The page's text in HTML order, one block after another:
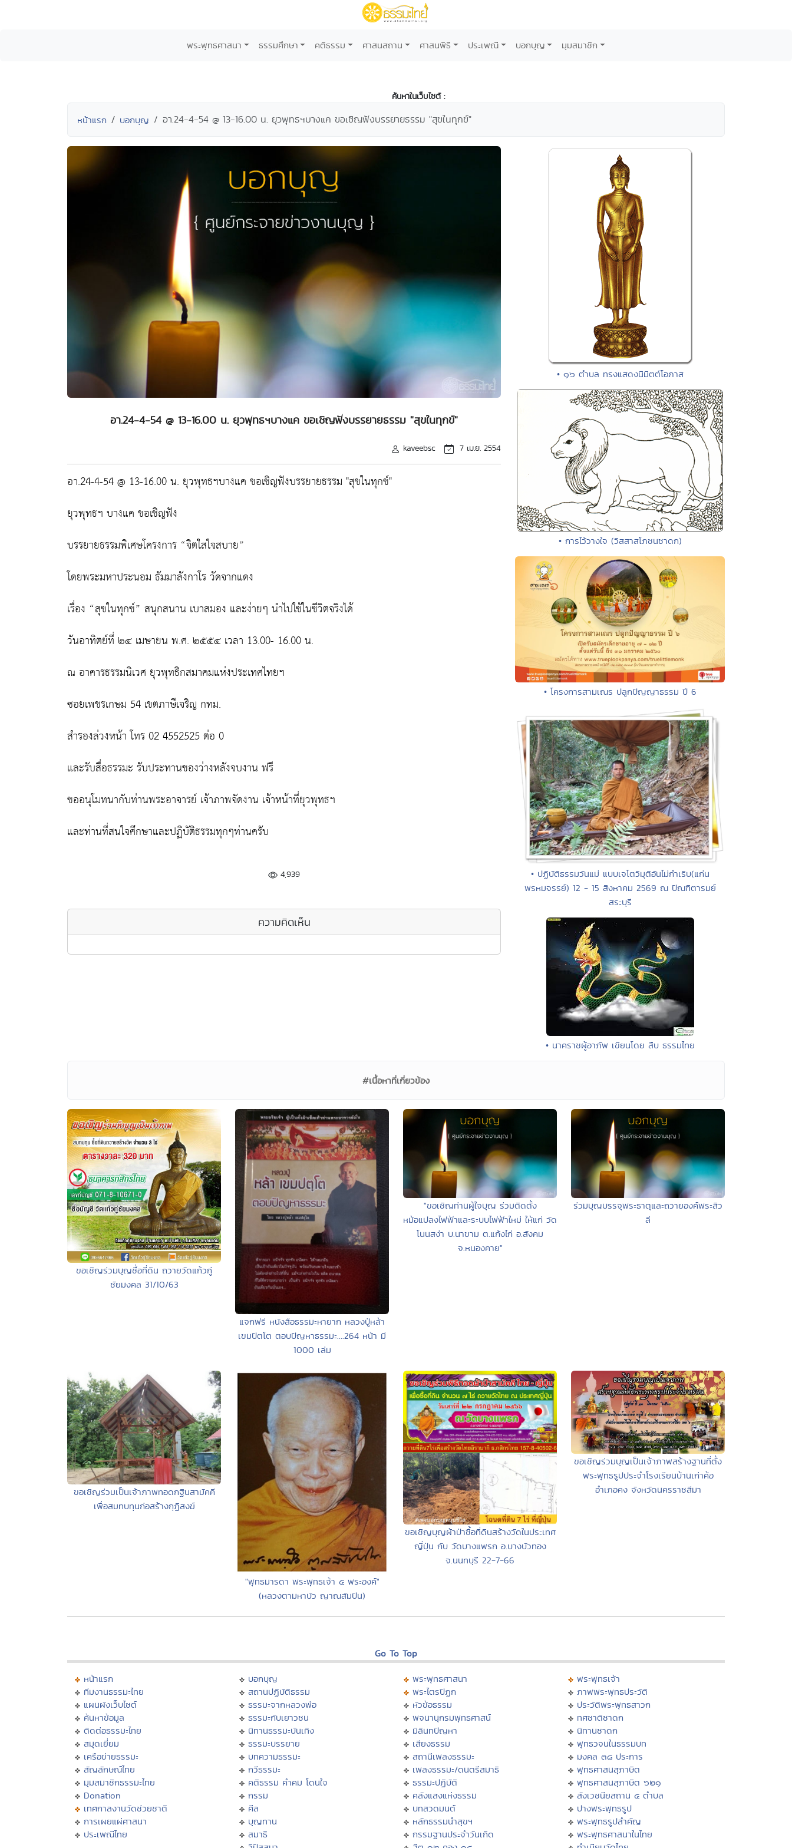
พระพุทธศาสนา ธรรมศึกษา คติธรรม ศาสนสถาน ศาสนพิธี ประเพณี บอกบุญ มุมสมาชิก
ค้นหาในเว็บไซต์ :
หน้าแรก บอกบุญ อา.24-4-54 @ 13-16.00 น. ยุวพุทธฯบางแค ขอเชิญฟังบรรยายธรรม "สุขในทุกข์"
อา.24-4-54 @ 13-16.00 น. ยุวพุทธฯบางแค ขอเชิญฟังบรรยายธรรม "สุขในทุกข์"
kaveebsc 7 เม.ย. 2554
อา.24-4-54 @ 13-16.00 น. ยุวพุทธฯบางแค ขอเชิญฟังบรรยายธรรม "สุขในทุกข์"
ยุวพุทธฯ บางแค ขอเชิญฟัง
บรรยายธรรมพิเศษโครงการ “จิตใสใจสบาย”
โดยพระมหาประนอม ธัมมาลังกาโร วัดจากแดง
เรื่อง “สุขในทุกข์” สนุกสนาน เบาสมอง และง่ายๆ นำไปใช้ในชีวิตจริงได้
วันอาทิตย์ที่ ๒๔ เมษายน พ.ศ. ๒๕๕๔ เวลา 13.00- 16.00 น.
ณ อาคารธรรมนิเวศ ยุวพุทธิกสมาคมแห่งประเทศไทยฯ
ซอยเพชรเกษม 54 เขตภาษีเจริญ กทม.
สำรองล่วงหน้า โทร 02 4552525 ต่อ 0
และรับสื่อธรรมะ รับประทานของว่างหลังจบงาน ฟรี
ขออนุโมทนากับท่านพระอาจารย์ เจ้าภาพจัดงาน เจ้าหน้าที่ยุวพุทธฯ
และท่านที่สนใจศึกษาและปฏิบัติธรรมทุกๆท่านครับ
4,939
ความคิดเห็น
• ๑๖ ตำบล ทรงแสดงนิมิตต์โอภาส
• การไว้วางใจ (วิสสาสโภชนชาดก)
• โครงการสามเณร ปลูกปัญญาธรรม ปี 6
• ปฏิบัติธรรมวันแม่ แบบเจโตวิมุติอันไม่กำเริบ(แก่น
พรหมจรรย์) 12 - 15 สิงหาคม 2569 ณ ปัณฑิตารมย์
สระบุรี
• นาคราชผู้อาภัพ เขียนโดย สืบ ธรรมไทย
#เนื้อหาที่เกี่ยวข้อง
ขอเชิญร่วมบุญซื้อที่ดิน ถวายวัดแก้วกู่
ชัยมงคล 31/10/63
แจกฟรี หนังสือธรรมะหายาก หลวงปู่หล้า
เขมปัตโต ตอบปัญหาธรรมะ....264 หน้า มี
1000 เล่ม
"ขอเชิญท่านผู้ใจบุญ ร่วมติดตั้ง
หม้อแปลงไฟฟ้าและระบบไฟฟ้าใหม่ ให้แก่ วัด
โนนสง่า บ.นาขาม ต.แก้งไก่ อ.สังคม
จ.หนองคาย"
ร่วมบุญบรรจุพระธาตุและถวายองค์พระสิว
ลี
ขอเชิญร่วมเป็นเจ้าภาพทอดกฐินสามัคคี
เพื่อสมทบทุนก่อสร้างกุฏิสงฆ์
"พุทธมารดา พระพุทธเจ้า ๕ พระองค์"
(หลวงตามหาบัว ญาณสัมปัน)
ขอเชิญบุญผ้าป่าซื้อที่ดินสร้างวัดในประเทศ
ญี่ปุ่น กับ วัดบางแพรก อ.บางบัวทอง
จ.นนทบุรี 22-7-66
ขอเชิญร่วมบุญเป็นเจ้าภาพสร้างฐานที่ตั้ง
พระพุทธรูปประจำโรงเรียนบ้านเก่าค้อ
อำเภอคง จังหวัดนครราชสีมา
Go To Top
หน้าแรก
ทีมงานธรรมะไทย
แผนผังเว็บไซต์
ค้นหาข้อมูล
ติดต่อธรรมะไทย
สมุดเยี่ยม
เครือข่ายธรรมะ
สัญลักษณ์ไทย
มุมสมาชิกธรรมะไทย
Donation
เทศกาลงานวัดช่วยชาติ
การเผยแผ่ศาสนา
ประเพณีไทย
บอกบุญ
สถานปฏิบัติธรรม
ธรรมะจากหลวงพ่อ
ธรรมะกับเยาวชน
นิทานธรรมะบันเทิง
ธรรมะบรรยาย
บทความธรรมะ
กวีธรรมะ
คติธรรม คำคม โดนใจ
กรรม
ศีล
บุญทาน
สมาธิ
พระพุทธศาสนา
พระไตรปิฏก
หัวข้อธรรม
พจนานุกรมพุทธศาสน์
มิลินทปัญหา
เสียงธรรม
สถานีเพลงธรรมะ
เพลงธรรมะ/ดนตรีสมาธิ
ธรรมะปฏิบัติ
คลังแสงแห่งธรรม
บทสวดมนต์
หลักธรรมนำสุขฯ
กรรมฐานประจำวันเกิด
พระพุทธเจ้า
ภาพพระพุทธประวัติ
ประวัติพระพุทธสาวก
ทศชาติชาดก
นิทานชาดก
พุทธวจนในธรรมบท
มงคล ๓๘ ประการ
พุทธศาสนสุภาษิต
พุทธศาสนสุภาษิต ๖๒๑
สังเวชนียสถาน ๔ ตำบล
ปางพระพุทธรูป
พระพุทธรูปสำคัญ
พระพุทธศาสนาในไทย